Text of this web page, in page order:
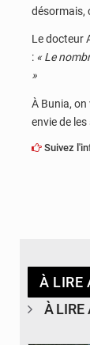
désormais,
Le docteur
: « Le
»
À Bunia, on
envie de les
Suivez
À LIRE
À LIRE